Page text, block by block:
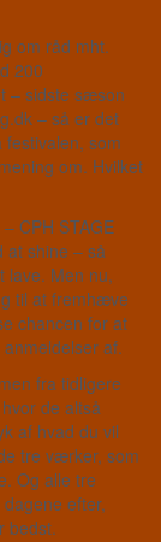
om råd mht.
200
– sidste sæson
– så er det
som
om. Hvilket
CPH STAGE
at shine – så
lave. Men nu,
til at fremhæve
chancen for at
af.
fra tidligere
de altså
af hvad du vil
tre værker, som
Og alle tre
efter,
bedst.